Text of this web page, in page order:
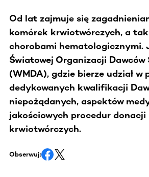
Od lat zajmuje się
komórek krwiotwórczych, a
chorobami hematologicznymi.
Światowej Organizacji Dawców
(WMDA), gdzie bierze udział w
dedykowanych kwalifikacji
niepożądanych, aspektów
jakościowych procedur donacji
krwiotwórczych.
Obserwuj: